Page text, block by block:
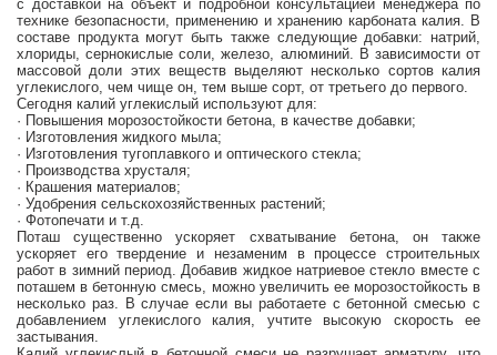
с доставкой на объект и подробной консультацией менеджера по
технике безопасности, применению и хранению карбоната калия. В
составе продукта могут быть также следующие добавки: натрий,
хлориды, сернокислые соли, железо, алюминий. В зависимости от
массовой доли этих веществ выделяют несколько сортов калия
углекислого, чем чище он, тем выше сорт, от третьего до первого.
Сегодня калий углекислый используют для:
· Повышения морозостойкости бетона, в качестве добавки;
· Изготовления жидкого мыла;
· Изготовления тугоплавкого и оптического стекла;
· Производства хрусталя;
· Крашения материалов;
· Удобрения сельскохозяйственных растений;
· Фотопечати и т.д.
Поташ существенно ускоряет схватывание бетона, он также
ускоряет его твердение и незаменим в процессе строительных
работ в зимний период. Добавив жидкое натриевое стекло вместе с
поташем в бетонную смесь, можно увеличить ее морозостойкость в
несколько раз. В случае если вы работаете с бетонной смесью с
добавлением углекислого калия, учтите высокую скорость ее
застывания.